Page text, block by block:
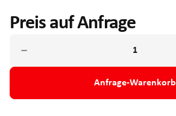
Preis auf Anfrage
Anfrage-Warenkorb